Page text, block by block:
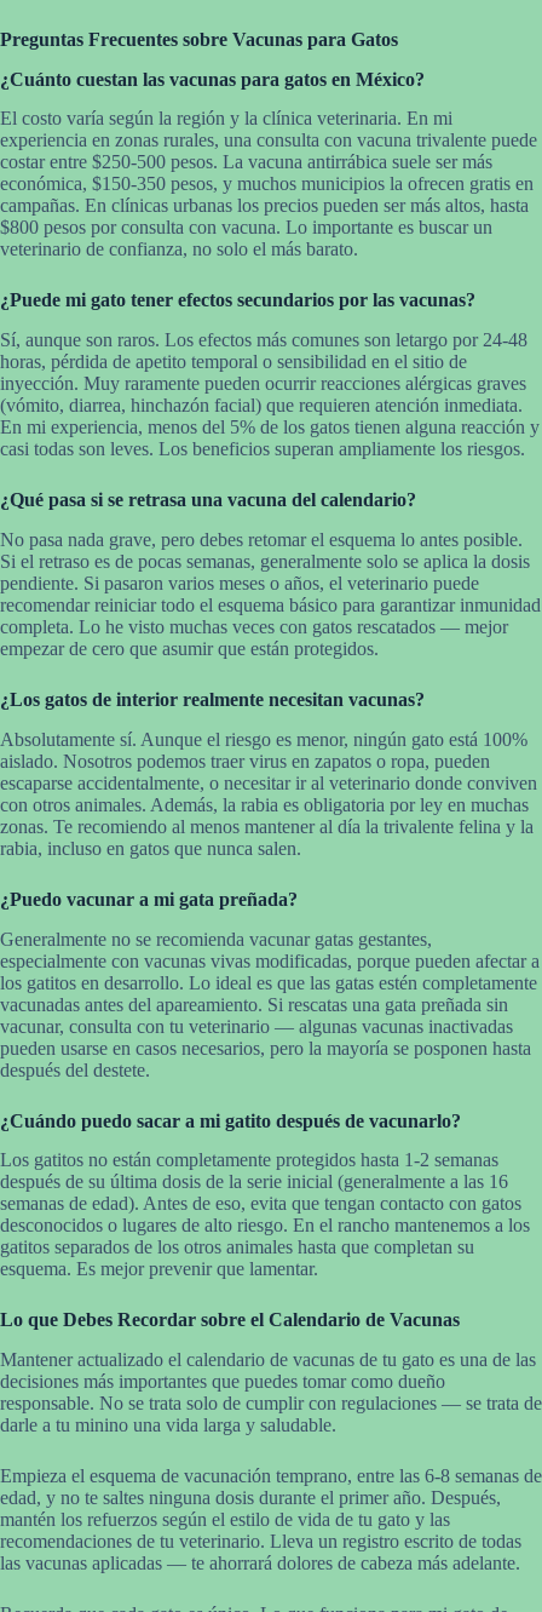
Preguntas Frecuentes sobre Vacunas para Gatos
¿Cuánto cuestan las vacunas para gatos en México?
El costo varía según la región y la clínica veterinaria. En mi
experiencia en zonas rurales, una consulta con vacuna trivalente puede
costar entre $250-500 pesos. La vacuna antirrábica suele ser más
económica, $150-350 pesos, y muchos municipios la ofrecen gratis en
campañas. En clínicas urbanas los precios pueden ser más altos, hasta
$800 pesos por consulta con vacuna. Lo importante es buscar un
veterinario de confianza, no solo el más barato.
¿Puede mi gato tener efectos secundarios por las vacunas?
Sí, aunque son raros. Los efectos más comunes son letargo por 24-48
horas, pérdida de apetito temporal o sensibilidad en el sitio de
inyección. Muy raramente pueden ocurrir reacciones alérgicas graves
(vómito, diarrea, hinchazón facial) que requieren atención inmediata.
En mi experiencia, menos del 5% de los gatos tienen alguna reacción y
casi todas son leves. Los beneficios superan ampliamente los riesgos.
¿Qué pasa si se retrasa una vacuna del calendario?
No pasa nada grave, pero debes retomar el esquema lo antes posible.
Si el retraso es de pocas semanas, generalmente solo se aplica la dosis
pendiente. Si pasaron varios meses o años, el veterinario puede
recomendar reiniciar todo el esquema básico para garantizar inmunidad
completa. Lo he visto muchas veces con gatos rescatados — mejor
empezar de cero que asumir que están protegidos.
¿Los gatos de interior realmente necesitan vacunas?
Absolutamente sí. Aunque el riesgo es menor, ningún gato está 100%
aislado. Nosotros podemos traer virus en zapatos o ropa, pueden
escaparse accidentalmente, o necesitar ir al veterinario donde conviven
con otros animales. Además, la rabia es obligatoria por ley en muchas
zonas. Te recomiendo al menos mantener al día la trivalente felina y la
rabia, incluso en gatos que nunca salen.
¿Puedo vacunar a mi gata preñada?
Generalmente no se recomienda vacunar gatas gestantes,
especialmente con vacunas vivas modificadas, porque pueden afectar a
los gatitos en desarrollo. Lo ideal es que las gatas estén completamente
vacunadas antes del apareamiento. Si rescatas una gata preñada sin
vacunar, consulta con tu veterinario — algunas vacunas inactivadas
pueden usarse en casos necesarios, pero la mayoría se posponen hasta
después del destete.
¿Cuándo puedo sacar a mi gatito después de vacunarlo?
Los gatitos no están completamente protegidos hasta 1-2 semanas
después de su última dosis de la serie inicial (generalmente a las 16
semanas de edad). Antes de eso, evita que tengan contacto con gatos
desconocidos o lugares de alto riesgo. En el rancho mantenemos a los
gatitos separados de los otros animales hasta que completan su
esquema. Es mejor prevenir que lamentar.
Lo que Debes Recordar sobre el Calendario de Vacunas
Mantener actualizado el calendario de vacunas de tu gato es una de las
decisiones más importantes que puedes tomar como dueño
responsable. No se trata solo de cumplir con regulaciones — se trata de
darle a tu minino una vida larga y saludable.
Empieza el esquema de vacunación temprano, entre las 6-8 semanas de
edad, y no te saltes ninguna dosis durante el primer año. Después,
mantén los refuerzos según el estilo de vida de tu gato y las
recomendaciones de tu veterinario. Lleva un registro escrito de todas
las vacunas aplicadas — te ahorrará dolores de cabeza más adelante.